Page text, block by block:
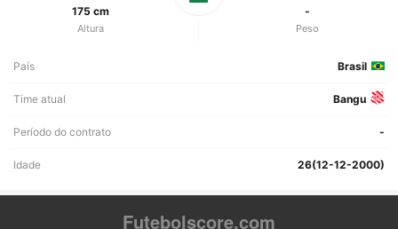
175 cm
Altura
-
Peso
País Brasil
Time atual Bangu
Período do contrato -
Idade 26(12-12-2000)
Futebolscore.com